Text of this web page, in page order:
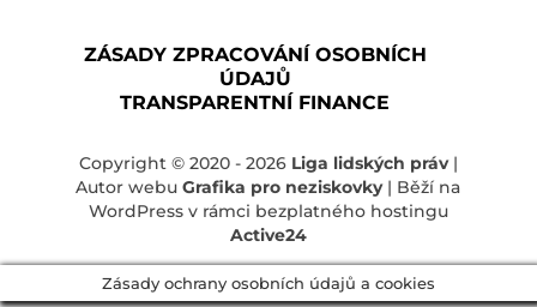
ZÁSADY ZPRACOVÁNÍ OSOBNÍCH
ÚDAJŮ
TRANSPARENTNÍ FINANCE
Copyright © 2020 - 2026 Liga lidských práv|
Autor webuGrafika pro neziskovky| Běží na
WordPress v rámci bezplatného hostingu
Active24
Zásady ochrany osobních údajů a cookies